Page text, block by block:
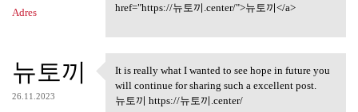
Adres
href="https://뉴토끼.center/">뉴토끼</a>
뉴토끼
26.11.2023
It is really what I wanted to
It is really what I wanted to see hope in future you
will continue for sharing such a excellent post.
뉴토끼 https://뉴토끼.center/